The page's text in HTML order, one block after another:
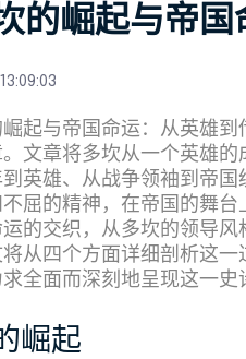
的崛起与帝
崛起与帝国命运：从英雄
文章将多坎从一个英雄
英雄、从战争领袖到帝
屈的精神，在帝国的舞
的交织，从多坎的领导
从四个方面详细剖析这
全面而深刻地呈现这一史
崛起